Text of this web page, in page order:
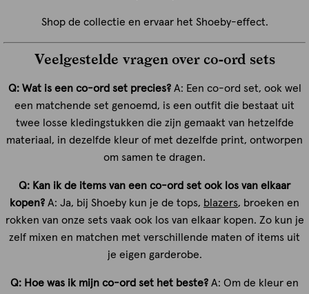
Shop de collectie en ervaar het Shoeby-effect.
Veelgestelde vragen over co-ord sets
Q: Wat is een co-ord set precies?A: Een co-ord set, ook wel
een matchende set genoemd, is een outfit die bestaat uit
twee losse kledingstukken die zijn gemaakt van hetzelfde
materiaal, in dezelfde kleur of met dezelfde print, ontworpen
om samen te dragen.
Q: Kan ik de items van een co-ord set ook los van elkaar
kopen? A: Ja, bij Shoeby kun je de tops, blazers, broeken en
rokken van onze sets vaak ook los van elkaar kopen. Zo kun je
zelf mixen en matchen met verschillende maten of items uit
je eigen garderobe.
Q: Hoe was ik mijn co-ord set het beste? A: Om de kleur en